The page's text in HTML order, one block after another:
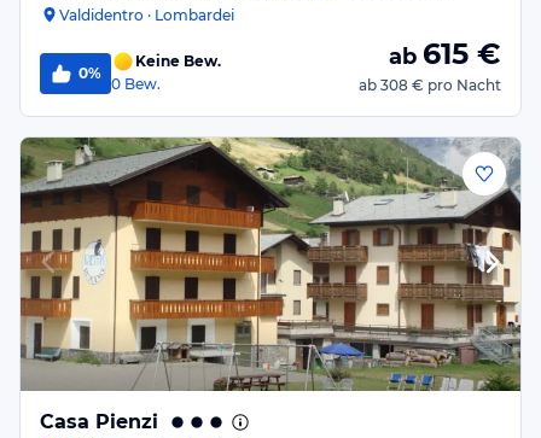
Valdidentro · Lombardei
0%
Keine Bew.
0 Bew.
ab 615 €
ab 308 € pro Nacht
Casa Pienzi